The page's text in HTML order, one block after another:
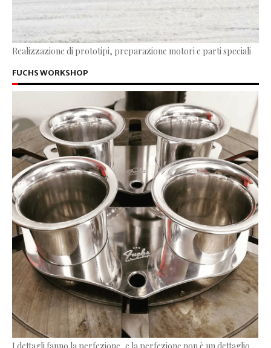
Realizzazione di prototipi, preparazione motori e parti speciali
FUCHS WORKSHOP